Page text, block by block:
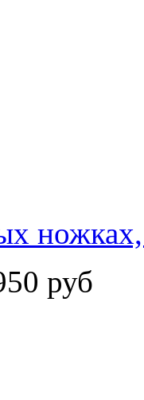
ножках,
руб